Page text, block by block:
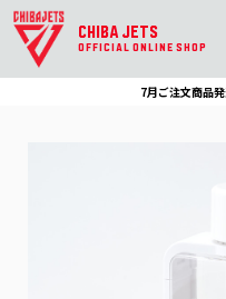
CHIBA JETS
OFFICIAL ONLINE SHOP
7月ご注文商品